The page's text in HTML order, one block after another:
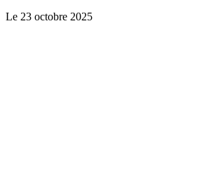
Le 23 octobre 2025